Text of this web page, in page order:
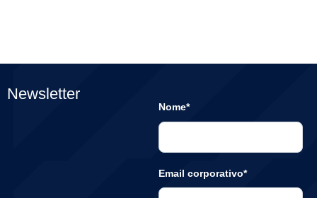
Newsletter
Nome*
Email corporativo*